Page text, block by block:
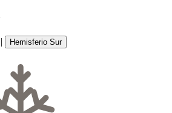
| Hemisferio Sur